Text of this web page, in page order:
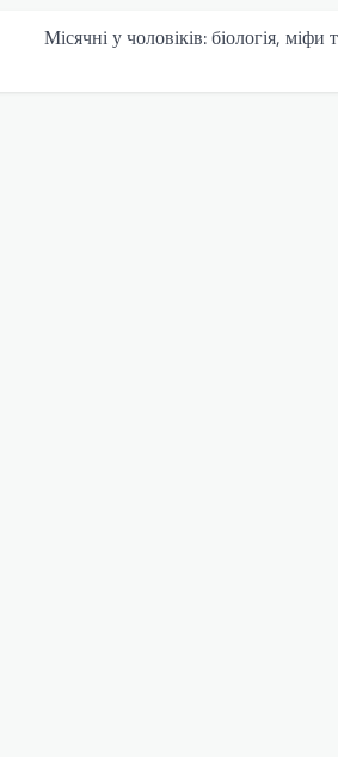
Місячні у чоловіків: біологія, міфи